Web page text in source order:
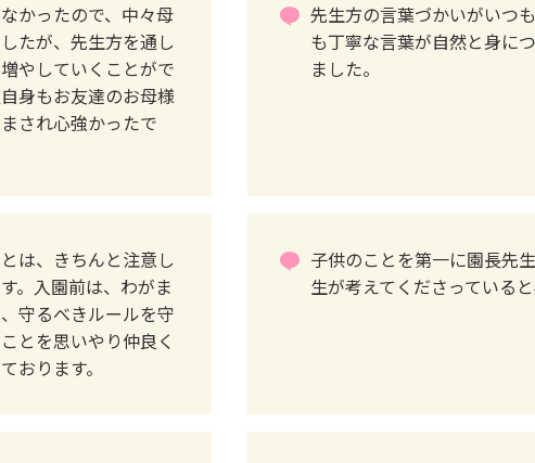
かったので、中々母
たが、先生方を通し
やしていくことがで
身もお友達のお母様
され心強かったで
先生方の言葉づかいがいつ
も丁寧な言葉が自然と身に
ました。
は、きちんと注意し
。入園前は、わがま
守るべきルールを守
とを思いやり仲良く
おります。
子供のことを第一に園長先
生が考えてくださっていると